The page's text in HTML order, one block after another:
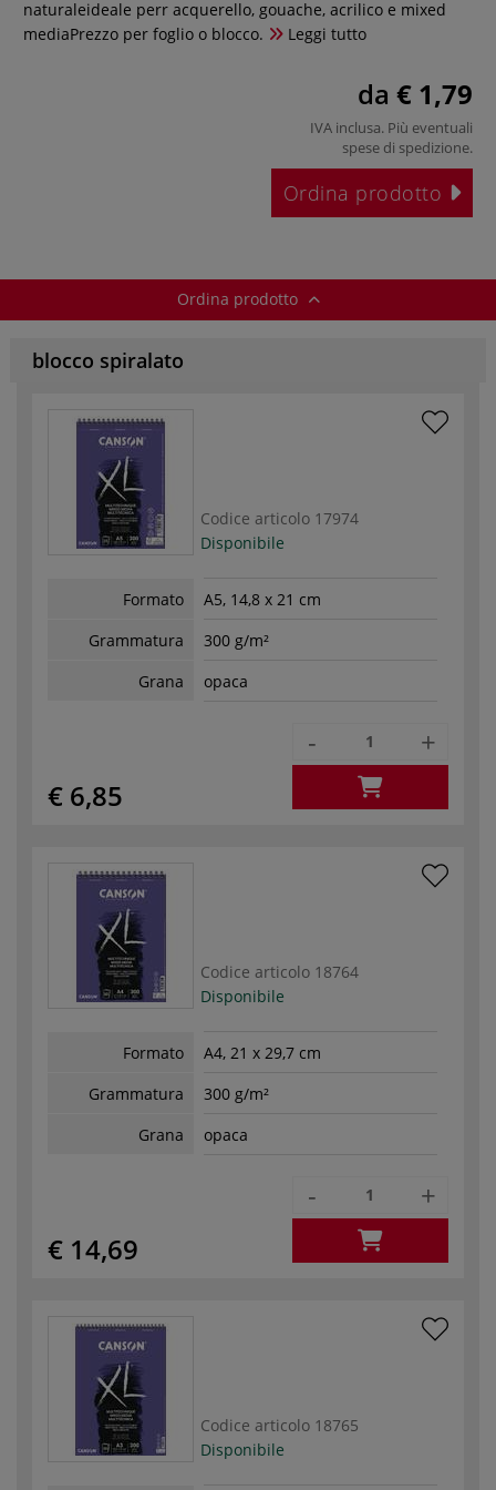
naturaleideale perr acquerello, gouache, acrilico e mixed
mediaPrezzo per foglio o blocco.
Leggi tutto
da € 1,79
IVA inclusa. Più eventuali
spese di spedizione.
Ordina prodotto
Ordina prodotto
blocco spiralato
Codice articolo 17974
Disponibile
Formato
A5, 14,8 x 21 cm
Grammatura
300 g/m²
Grana
opaca
€ 6,85
- +
Codice articolo 18764
Disponibile
Formato
A4, 21 x 29,7 cm
Grammatura
300 g/m²
Grana
opaca
€ 14,69
- +
Codice articolo 18765
Disponibile